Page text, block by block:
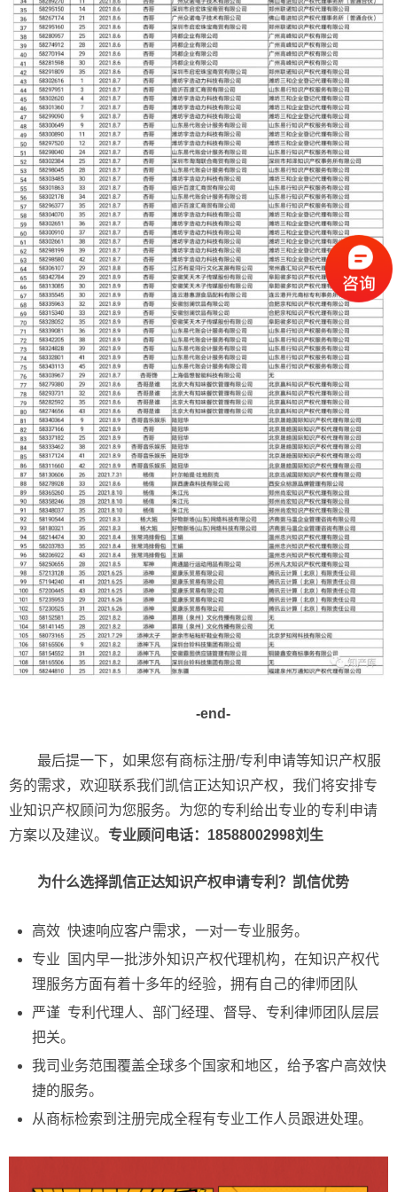
-end-
最后提一下，如果您有商标注册/专利申请等知识产权服
务的需求，欢迎联系我们凯信正达知识产权，我们将安排专
业知识产权顾问为您服务。为您的专利给出专业的专利申请
方案以及建议。 专业顾问电话：18588002998刘生
为什么选择凯信正达知识产权申请专利？凯信优势
高效 快速响应客户需求，一对一专业服务。
专业 国内早一批涉外知识产权代理机构，在知识产权代
理服务方面有着十多年的经验，拥有自己的律师团队
严谨 专利代理人、部门经理、督导、专利律师团队层层
把关。
我司业务范围覆盖全球多个国家和地区，给予客户高效快
捷的服务。
从商标检索到注册完成全程有专业工作人员跟进处理。